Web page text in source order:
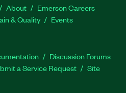
About
Emerson Careers
& Quality Events
Discussion Forums
a Service Request
Site